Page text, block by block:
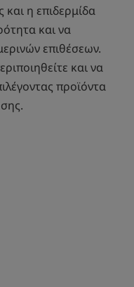
η επιδερμίδα
και να
επιθέσεων.
και να
προϊόντα